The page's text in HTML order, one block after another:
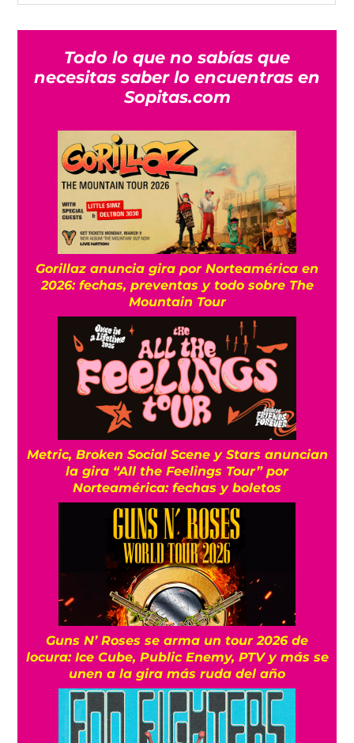
Todo lo que no sabías que
necesitas saber lo encuentras en
Sopitas.com
Gorillaz anuncia gira por Norteamérica en
2026: fechas, preventas y todo sobre The
Mountain Tour
Metric, Broken Social Scene y Stars anuncian
la gira “All the Feelings Tour” por
Norteamérica: fechas y boletos
Guns N’ Roses se arma un tour 2026 de
locura: Ice Cube, Public Enemy, PTV y más se
unen a la gira más ruda del año